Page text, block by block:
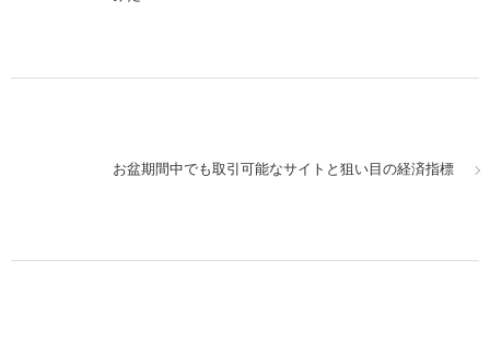
お盆期間中でも取引可能なサイトと狙い目の経済指標